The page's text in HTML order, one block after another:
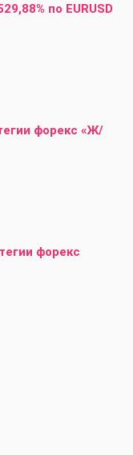
по EURUSD
форекс «Ж/
форекс